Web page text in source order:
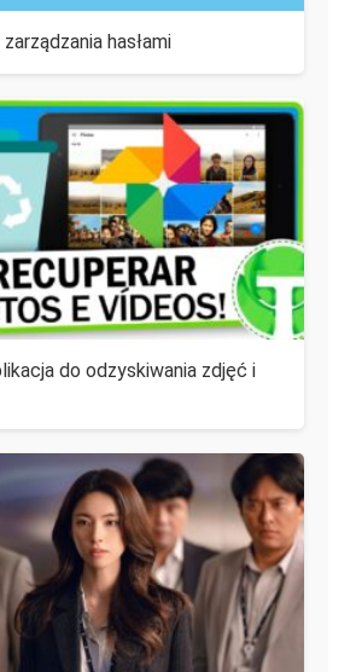
hasłami
do odzyskiwania zdjęć i